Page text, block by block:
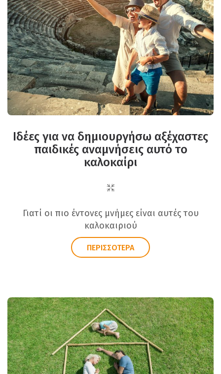
Ιδέες για να δημιουργήσω αξέχαστες
παιδικές αναμνήσεις αυτό το
καλοκαίρι
Γιατί οι πιο έντονες μνήμες είναι αυτές του
καλοκαιριού
ΠΕΡΙΣΣΟΤΕΡΑ